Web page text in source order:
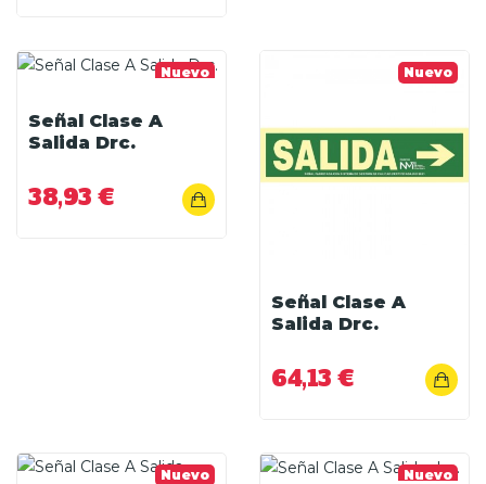
Nuevo
Señal Clase A
Salida Drc.
38,93 €
Nuevo
Señal Clase A
Salida Drc.
64,13 €
Nuevo Nuevo